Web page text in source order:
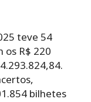
teve 54
os R$ 220
bilhetes